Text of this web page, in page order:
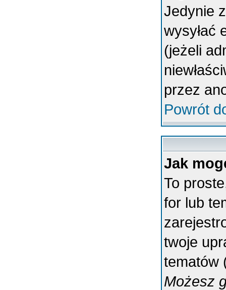
Jedynie
wysyłać
(jeżeli
przez
Powrót
Jak
To
for lub
twoje
tematów
Możesz